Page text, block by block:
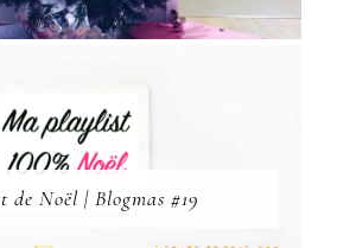
de Noël | Blogmas #19